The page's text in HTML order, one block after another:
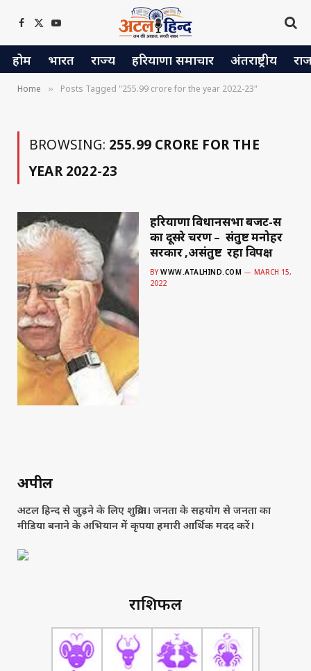
Facebook
X
(Twitter)
YouTube
होम भारत राज्य हरियाणा समाचार अंतराष्ट्रीय
Home » Posts Tagged "255.99 crore for the year 2022-23"
BROWSING: 255.99 CRORE FOR THE
YEAR 2022-23
हरियाणा विधानसभा बजट-सत्र
का दूसरे चरण – संतुष्ट मनोहर
सरकार ,असंतुष्ट रहा विपक्ष
BY WWW.ATALHIND.COM
MARCH 15,
2022
अपील
अटल हिन्द से जुड़ने के लिए शुक्रिया। जनता के सहयोग से जनता का
मीडिया बनाने के अभियान में कृपया हमारी आर्थिक मदद करें।
राशिफल